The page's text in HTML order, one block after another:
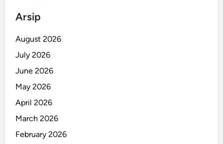
i
o
l
Arsip
August 2026
July 2026
June 2026
May 2026
April 2026
March 2026
February 2026